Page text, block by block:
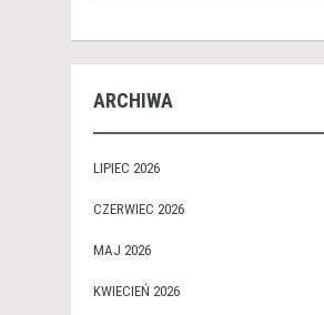
ARCHIWA
LIPIEC 2026
CZERWIEC 2026
MAJ 2026
KWIECIEŃ 2026